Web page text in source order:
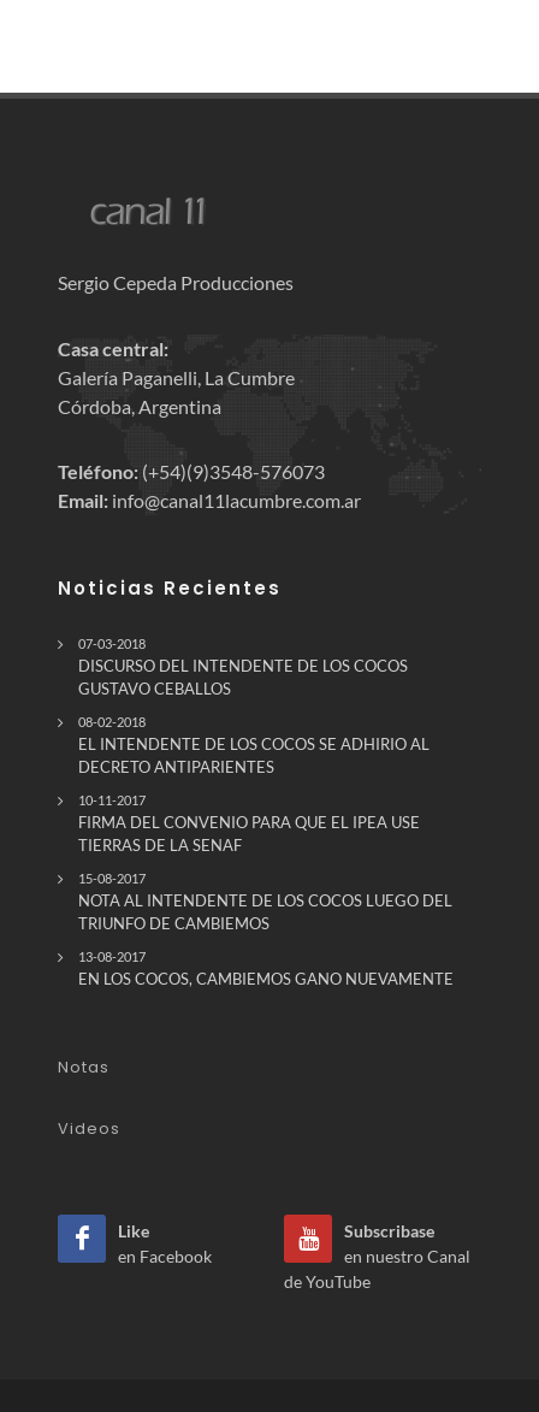
Sergio Cepeda Producciones
Casa central:
Galería Paganelli, La Cumbre
Córdoba, Argentina
Teléfono: (+54)(9)3548-576073
Email: info@canal11lacumbre.com.ar
Noticias Recientes
07-03-2018
DISCURSO DEL INTENDENTE DE LOS COCOS
GUSTAVO CEBALLOS
08-02-2018
EL INTENDENTE DE LOS COCOS SE ADHIRIO AL
DECRETO ANTIPARIENTES
10-11-2017
FIRMA DEL CONVENIO PARA QUE EL IPEA USE
TIERRAS DE LA SENAF
15-08-2017
NOTA AL INTENDENTE DE LOS COCOS LUEGO DEL
TRIUNFO DE CAMBIEMOS
13-08-2017
EN LOS COCOS, CAMBIEMOS GANO NUEVAMENTE
Notas
Videos
Like
en Facebook
Subscribase
en nuestro Canal
de YouTube